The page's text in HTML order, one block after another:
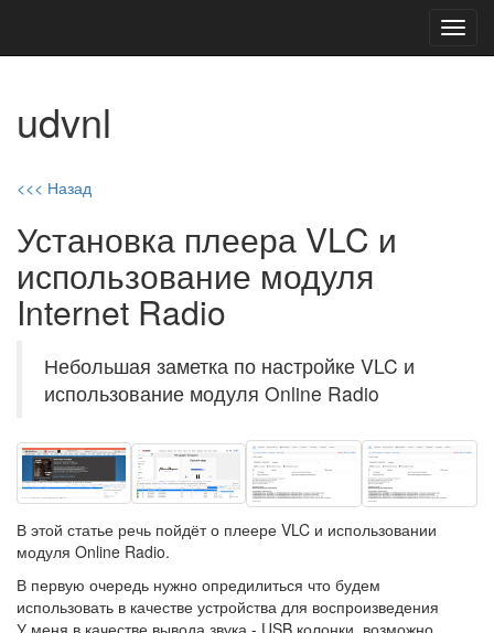
udvnl
<<< Назад
Установка плеера VLC и
использование модуля
Internet Radio
Небольшая заметка по настройке VLC и
использование модуля Online Radio
В этой статье речь пойдёт о плеере VLC и использовании
модуля Online Radio.
В первую очередь нужно опредилиться что будем
использовать в качестве устройства для воспроизведения
У меня в качестве вывода звука - USB колонки, возможно